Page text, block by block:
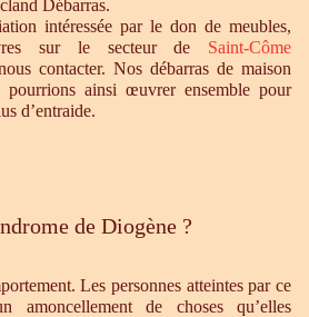
Débarras.
intéressée par le don de meubles,
sur le secteur de Saint-Côme
contacter. Nos débarras de maison
pourrions ainsi œuvrer ensemble pour
d’entraide.
de Diogène ?
Les personnes atteintes par ce
amoncellement de choses qu’elles